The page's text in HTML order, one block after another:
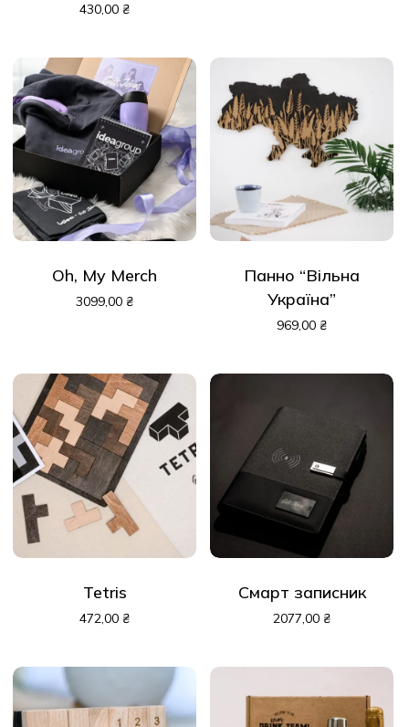
430,00 ₴
Oh, My Merch
3099,00 ₴
Панно “Вільна
Україна”
969,00 ₴
Tetris
472,00 ₴
Смарт записник
2077,00 ₴